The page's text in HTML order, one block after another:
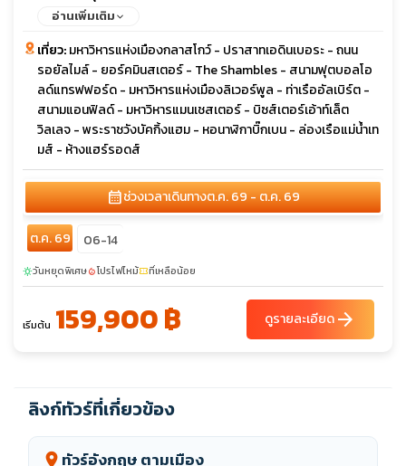
อ่านเพิ่มเติม
เที่ยว:มหาวิหารแห่งเมืองกลาสโกว์ - ปราสาทเอดินเบอระ - ถนน
รอยัลไมล์ - ยอร์คมินสเตอร์ - The Shambles - สนามฟุตบอลโอ
ลด์แทรฟฟอร์ด - มหาวิหารแห่งเมืองลิเวอร์พูล - ท่าเรืออัลเบิร์ต -
สนามแอนฟิลด์ - มหาวิหารแมนเชสเตอร์ - บิซส์เตอร์เอ้าท์เล็ต
วิลเลจ - พระราชวังบัคกิ้งแฮม - หอนาฬิกาบิ๊กเบน - ล่องเรือแม่น้ำเท
มส์ - ห้างแฮร์รอดส์
calendar_monthช่วงเวลาเดินทางต.ค. 69 - ต.ค. 69
ต.ค. 69 06-14
sunnyวันหยุดพิเศษlocal_fire_departmentโปรไฟไหม้confirmation_numberที่เหลือน้อย
เริ่มต้น 159,900 ฿ ดูรายละเอียดarrow_forward
ลิงก์ทัวร์ที่เกี่ยวข้อง
location_on ทัวร์อังกฤษ ตามเมือง